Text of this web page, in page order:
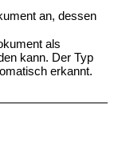
an, dessen
als
kann. Der Typ
erkannt.